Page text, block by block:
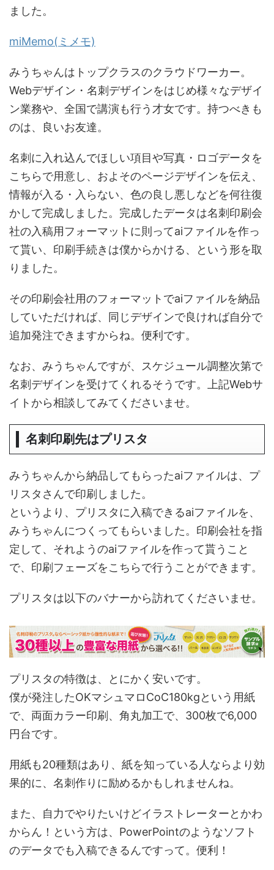
ました。
miMemo(ミメモ)
みうちゃんはトップクラスのクラウドワーカー。
Webデザイン・名刺デザインをはじめ様々なデザイ
ン業務や、全国で講演も行う才女です。持つべきも
のは、良いお友達。
名刺に入れ込んでほしい項目や写真・ロゴデータを
こちらで用意し、およそのページデザインを伝え、
情報が入る・入らない、色の良し悪しなどを何往復
かして完成しました。完成したデータは名刺印刷会
社の入稿用フォーマットに則ってaiファイルを作っ
て貰い、印刷手続きは僕からかける、という形を取
りました。
その印刷会社用のフォーマットでaiファイルを納品
していただければ、同じデザインで良ければ自分で
追加発注できますからね。便利です。
なお、みうちゃんですが、スケジュール調整次第で
名刺デザインを受けてくれるそうです。上記Webサ
イトから相談してみてくださいませ。
名刺印刷先はプリスタ
みうちゃんから納品してもらったaiファイルは、プ
リスタさんで印刷しました。
というより、プリスタに入稿できるaiファイルを、
みうちゃんにつくってもらいました。印刷会社を指
定して、それようのaiファイルを作って貰うこと
で、印刷フェーズをこちらで行うことができます。
プリスタは以下のバナーから訪れてくださいませ。
プリスタの特徴は、とにかく安いです。
僕が発注したOKマシュマロCoC180kgという用紙
で、両面カラー印刷、角丸加工で、300枚で6,000
円台です。
用紙も20種類はあり、紙を知っている人ならより効
果的に、名刺作りに励めるかもしれませんね。
また、自力でやりたいけどイラストレーターとかわ
からん！という方は、PowerPointのようなソフト
のデータでも入稿できるんですって。便利！